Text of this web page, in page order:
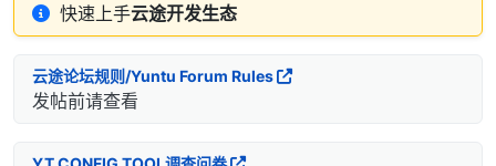
快速上手云途开发生态
云途论坛规则/Yuntu Forum Rules
发帖前请查看